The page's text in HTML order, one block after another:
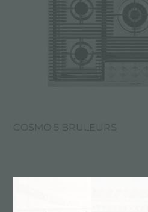
COSMO 5 BRULEURS